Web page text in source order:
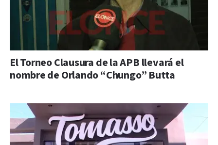
El Torneo Clausura de la APB llevará el
nombre de Orlando “Chungo” Butta